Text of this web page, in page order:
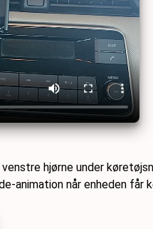
hjørne under
animation når enheden får